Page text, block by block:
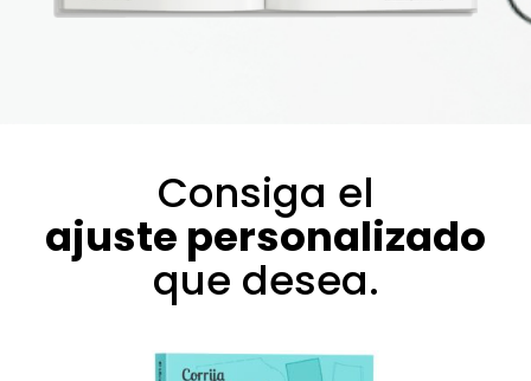
Consiga el
ajuste personalizado
que desea.